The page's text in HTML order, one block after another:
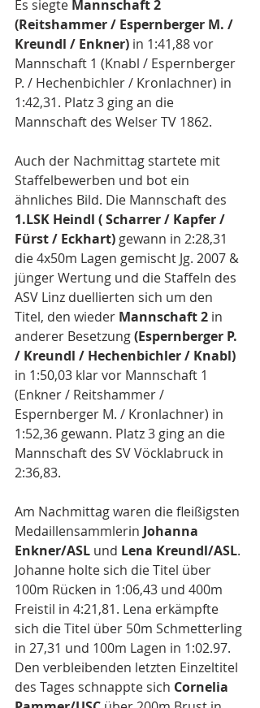
Es siegte Mannschaft 2
(Reitshammer / Espernberger M. /
Kreundl / Enkner) in 1:41,88 vor
Mannschaft 1 (Knabl / Espernberger
P. / Hechenbichler / Kronlachner) in
1:42,31. Platz 3 ging an die
Mannschaft des Welser TV 1862.
Auch der Nachmittag startete mit
Staffelbewerben und bot ein
ähnliches Bild. Die Mannschaft des
1.LSK Heindl ( Scharrer / Kapfer /
Fürst / Eckhart) gewann in 2:28,31
die 4x50m Lagen gemischt Jg. 2007 &
jünger Wertung und die Staffeln des
ASV Linz duellierten sich um den
Titel, den wieder Mannschaft 2 in
anderer Besetzung (Espernberger P.
/ Kreundl / Hechenbichler / Knabl)
in 1:50,03 klar vor Mannschaft 1
(Enkner / Reitshammer /
Espernberger M. / Kronlachner) in
1:52,36 gewann. Platz 3 ging an die
Mannschaft des SV Vöcklabruck in
2:36,83.
Am Nachmittag waren die fleißigsten
Medaillensammlerin Johanna
Enkner/ASL und Lena Kreundl/ASL.
Johanne holte sich die Titel über
100m Rücken in 1:06,43 und 400m
Freistil in 4:21,81. Lena erkämpfte
sich die Titel über 50m Schmetterling
in 27,31 und 100m Lagen in 1:02.97.
Den verbleibenden letzten Einzeltitel
des Tages schnappte sich Cornelia